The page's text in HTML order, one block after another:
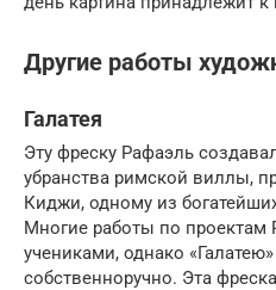
Другие работы
Галатея
Эту фреску Рафаэль
убранства римской виллы,
Киджи, одному из
Многие работы по проектам
учениками, однако
собственноручно. Эта